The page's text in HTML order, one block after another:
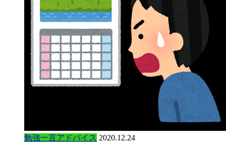
勉強一言アドバイス 2020.12.24